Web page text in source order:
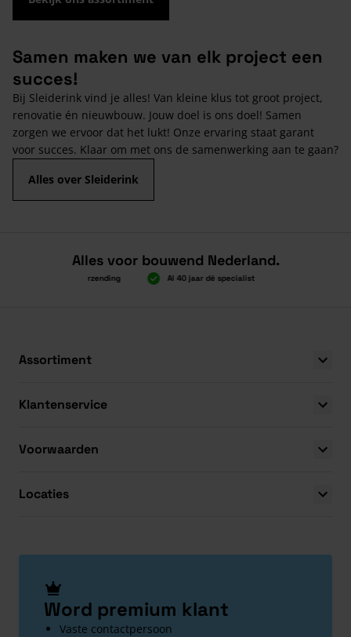
Samen maken we van elk project een
succes!
Bij Sleiderink vind je alles! Van kleine klus tot groot project,
renovatie én nieuwbouw. Jouw doel is ons doel! Samen
zorgen we ervoor dat het lukt! Onze ervaring staat garant
voor succes. Klaar om met ons de samenwerking aan te gaan?
Alles over Sleiderink
Alles voor bouwend Nederland.
2.000 gratis verzending Al 40 jaar dé specialist
Assortiment
Klantenservice
Voorwaarden
Locaties
Word premium klant
Vaste contactpersoon